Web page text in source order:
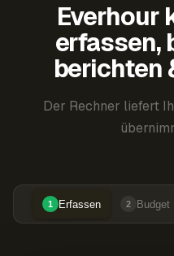
Everhour
erfassen,
berichten
Der Rechner liefert
1 Erfassen 2 Budget